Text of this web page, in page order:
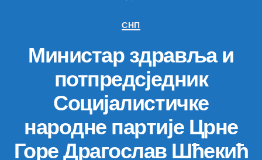
Категорије
СНП
Министар здравља и
потпредсједник
Социјалистичке
народне партије Црне
Горе Драгослав Шћекић